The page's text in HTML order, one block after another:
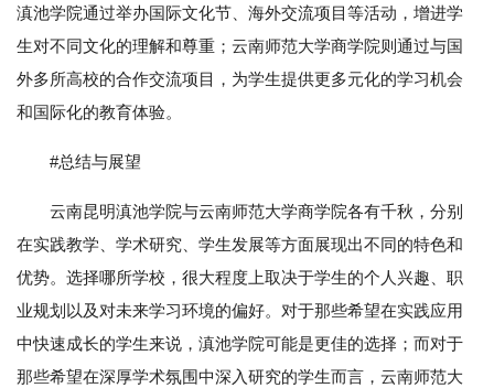
滇池学院通过举办国际文化节、海外交流项目等活动，增进学
生对不同文化的理解和尊重；云南师范大学商学院则通过与国
外多所高校的合作交流项目，为学生提供更多元化的学习机会
和国际化的教育体验。
#总结与展望
云南昆明滇池学院与云南师范大学商学院各有千秋，分别
在实践教学、学术研究、学生发展等方面展现出不同的特色和
优势。选择哪所学校，很大程度上取决于学生的个人兴趣、职
业规划以及对未来学习环境的偏好。对于那些希望在实践应用
中快速成长的学生来说，滇池学院可能是更佳的选择；而对于
那些希望在深厚学术氛围中深入研究的学生而言，云南师范大